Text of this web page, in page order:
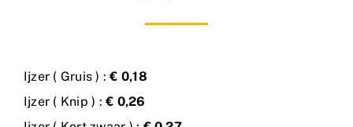
Ijzer ( Gruis ) :€ 0,18
Ijzer ( Knip ) :€ 0,26